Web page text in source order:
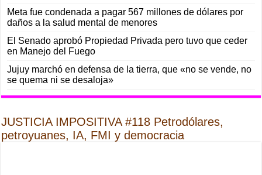
Meta fue condenada a pagar 567 millones de dólares por
daños a la salud mental de menores
El Senado aprobó Propiedad Privada pero tuvo que ceder
en Manejo del Fuego
Jujuy marchó en defensa de la tierra, que «no se vende, no
se quema ni se desaloja»
JUSTICIA IMPOSITIVA #118 Petrodólares,
petroyuanes, IA, FMI y democracia